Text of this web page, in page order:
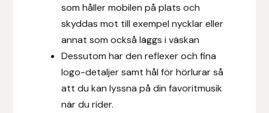
som håller mobilen på plats och
skyddas mot till exempel nycklar eller
annat som också läggs i väskan
Dessutom har den reflexer och fina
logo-detaljer samt hål för hörlurar så
att du kan lyssna på din favoritmusik
när du rider.
Eyjólfur Ísólfsson
Fákur Rideudstyr